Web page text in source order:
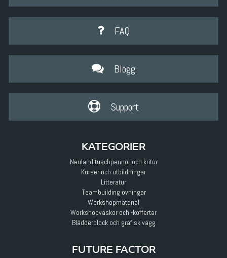
FAQ
Blogg
Support
KATEGORIER
Neuland tuschpennor och kritor
Kurser och utbildningar
Litteratur
Teambuilding övningar
Workshopmaterial
Workshopväskor och -koffertar
Blädderblock och grafisk vägg
FUTURE FACTOR